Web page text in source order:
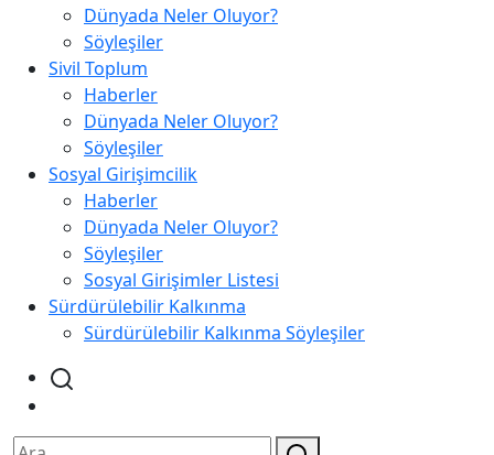
Dünyada Neler Oluyor?
Söyleşiler
Sivil Toplum
Haberler
Dünyada Neler Oluyor?
Söyleşiler
Sosyal Girişimcilik
Haberler
Dünyada Neler Oluyor?
Söyleşiler
Sosyal Girişimler Listesi
Sürdürülebilir Kalkınma
Sürdürülebilir Kalkınma Söyleşiler